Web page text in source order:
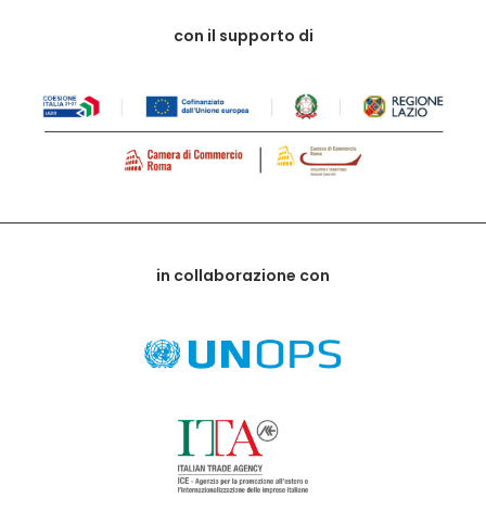
con il supporto di
in collaborazione con